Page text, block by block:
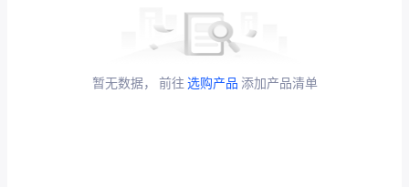
暂无数据， 前往 选购产品 添加产品清单